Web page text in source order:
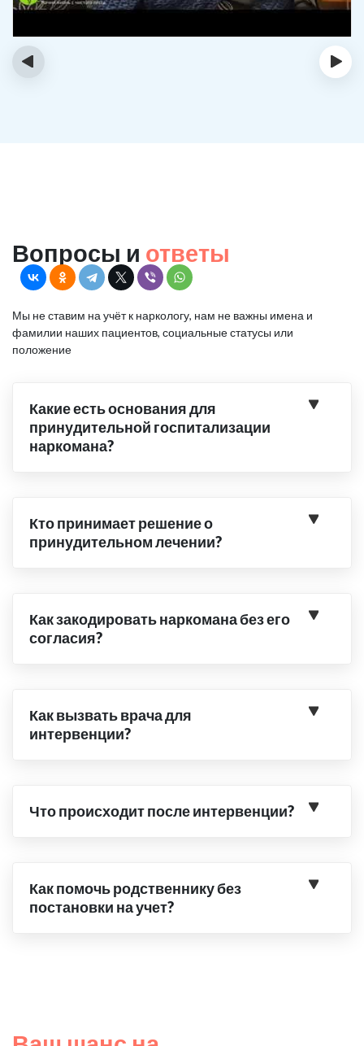
‹ ›
Вопросы и ответы
Мы не ставим на учёт к наркологу, нам не важны имена и
фамилии наших пациентов, социальные статусы или
положение
Какие есть основания для
принудительной госпитализации
наркомана?
Кто принимает решение о
принудительном лечении?
Как закодировать наркомана без его
согласия?
Как вызвать врача для
интервенции?
Что происходит после интервенции?
Как помочь родственнику без
постановки на учет?